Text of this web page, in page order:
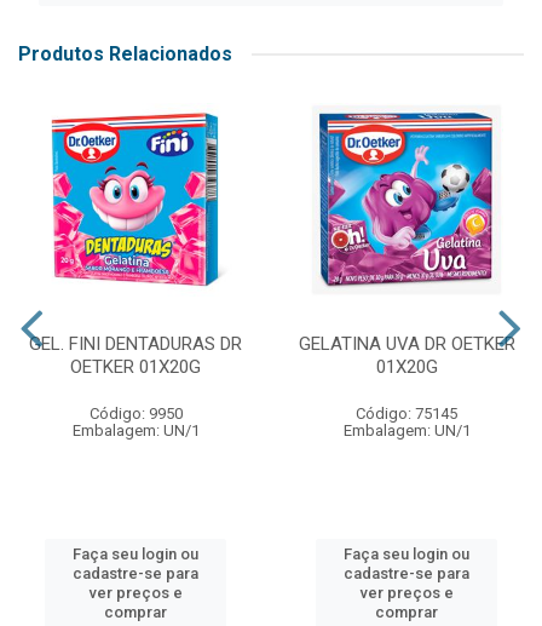
Produtos Relacionados
GEL. FINI DENTADURAS DR
OETKER 01X20G
Código: 9950
Embalagem: UN/1
Faça seu login ou
cadastre-se para
ver preços e
comprar
GELATINA UVA DR OETKER
01X20G
Código: 75145
Embalagem: UN/1
Faça seu login ou
cadastre-se para
ver preços e
comprar